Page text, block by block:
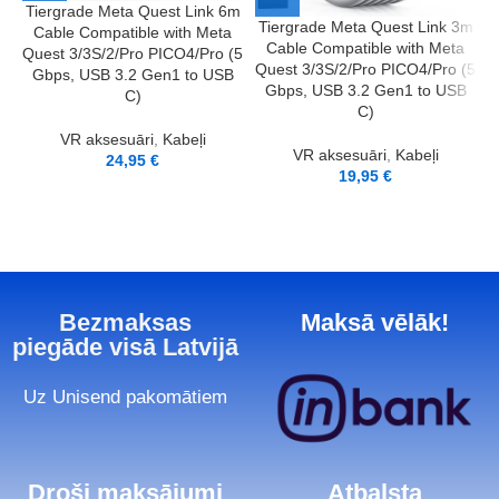
Tiergrade Meta Quest Link 6m
Cable Compatible with Meta
Quest 3/3S/2/Pro PICO4/Pro (5
Gbps, USB 3.2 Gen1 to USB
C)
VR aksesuāri, Kabeļi
24,95€
Tiergrade Meta Quest Link 3m
Cable Compatible with Meta
Quest 3/3S/2/Pro PICO4/Pro (5
Gbps, USB 3.2 Gen1 to USB
C)
VR aksesuāri, Kabeļi
19,95€
Bezmaksas
piegāde visā Latvijā
Uz Unisend pakomātiem
Maksā vēlāk!
Droši maksājumi Atbalsta